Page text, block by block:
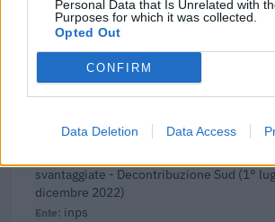
Personal Data that Is Unrelated with
Purposes for which it was collected.
Opted Out
CONFIRM
Data Deletion Data Access
2026-01-19
Agevolazione contributiva per
svantaggiate - Decontribuzione Sud (1°
dicembre 2022)
inps
2.358 euro
2025-12-12
svantaggiate - Decontribuzione Sud (1°
dicembre 2022)
inps